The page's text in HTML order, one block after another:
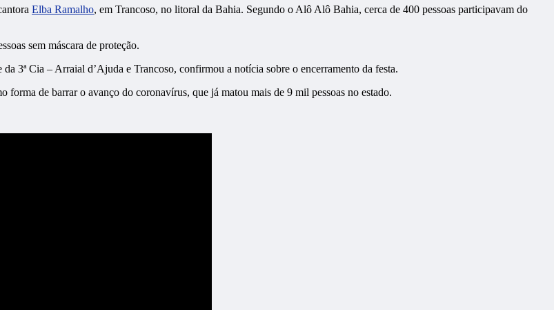
Elba Ramalho, em Trancoso, no litoral da Bahia. Segundo o Alô Alô Bahia, cerca de 400 pessoas participavam do
sem máscara de proteção.
3ª Cia – Arraial d’Ajuda e Trancoso, confirmou a notícia sobre o encerramento da festa.
de barrar o avanço do coronavírus, que já matou mais de 9 mil pessoas no estado.